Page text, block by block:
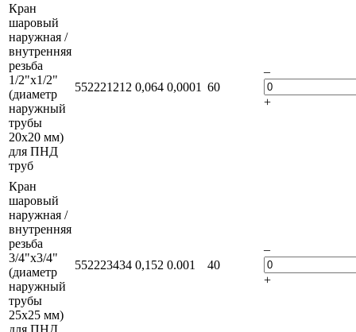
Кран
шаровый
наружная /
внутренняя
резьба
1/2"х1/2"
(диаметр
наружный
трубы
20х20 мм)
для ПНД
труб
552221212 0,064 0,0001 60
–
+
Кран
шаровый
наружная /
внутренняя
резьба
3/4"х3/4"
(диаметр
наружный
трубы
25х25 мм)
для ПНД
552223434 0,152 0.001 40
–
+